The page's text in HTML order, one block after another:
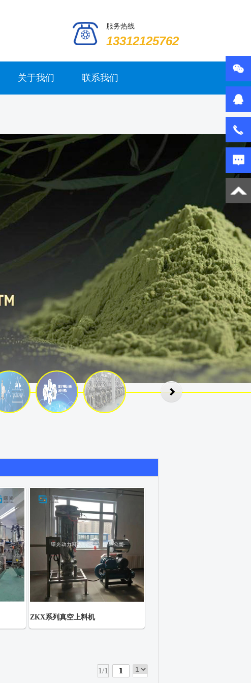
服务热线
13312125762
关于我们 联系我们
ZKX系列真空上料机
1/1 1